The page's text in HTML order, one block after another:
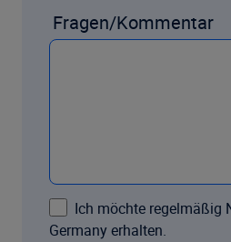
Fragen/Kommentar
Ich möchte regelmäßig
Germany erhalten.